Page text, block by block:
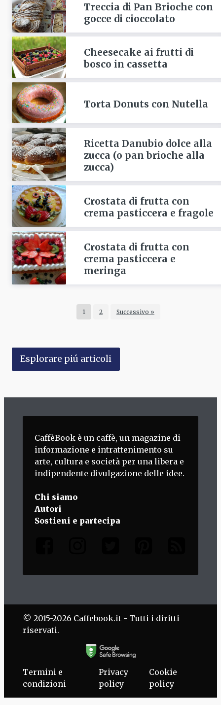
Treccia di Pan Brioche con
gocce di cioccolato
Cheesecake ai frutti di
bosco in cassetta
Torta Donuts con Nutella
Ricetta Danubio dolce alla
zucca (o pan brioche alla
zucca)
Crostata di frutta con
crema pasticcera e fragole
Crostata di frutta con
crema pasticcera e
meringa
1 2 Successivo »
Esplorare piú articoli
CaffèBook è un caffè, un magazine di
informazione e intrattenimento su
arte, cultura e società per una libera e
indipendente divulgazione delle idee.
Chi siamo
Autori
Sostieni e partecipa
© 2015-2026 Caffebook.it - Tutti i diritti
riservati.
Termini e
condizioni
Privacy
policy
Cookie
policy